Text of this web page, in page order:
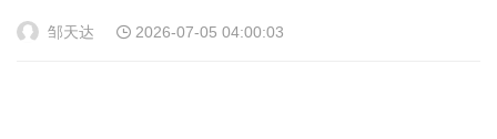
邹天达 2026-07-05 04:00:03